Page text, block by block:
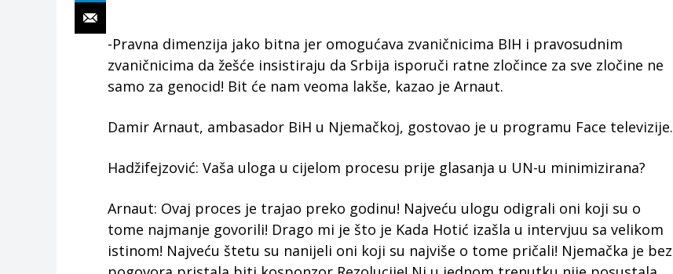
-Pravna dimenzija jako bitna jer omogućava zvaničnicima BIH i pravosudnim
zvaničnicima da žešće insistiraju da Srbija isporuči ratne zločince za sve zločine ne
samo za genocid! Bit će nam veoma lakše, kazao je Arnaut.
Damir Arnaut, ambasador BiH u Njemačkoj, gostovao je u programu Face televizije.
Hadžifejzović: Vaša uloga u cijelom procesu prije glasanja u UN-u minimizirana?
Arnaut: Ovaj proces je trajao preko godinu! Najveću ulogu odigrali oni koji su o
tome najmanje govorili! Drago mi je što je Kada Hotić izašla u intervjuu sa velikom
istinom! Najveću štetu su nanijeli oni koji su najviše o tome pričali! Njemačka je bez